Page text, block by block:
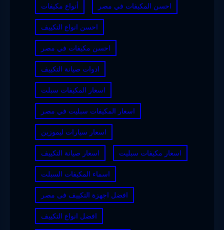
أنواع مكيفات احسن المكيفات في مصر
احسن انواع التكييف
احسن مكيفات في مصر
ادوات صيانة التكييف
اسعار المكيفات سبلت
اسعار المكيفات سبليت في مصر
اسعار سيارات ليموزين
اسعار صيانة التكييف اسعار مكيفات سبليت
اسماء المكيفات السبلت
افضل اجهزة التكييف فى مصر
افضل انواع التكييف